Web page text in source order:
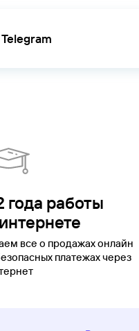
года работы
все о продажах онлайн
платежах через